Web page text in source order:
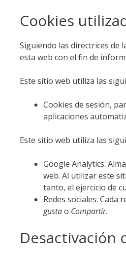
Cookies
Siguiendo las directrices de
esta web con el fin de
Este sitio web utiliza las
Cookies de sesión,
aplicaciones
Este sitio web utiliza las
Google Analytics:
web. Al utilizar este
tanto, el ejercicio de
Redes sociales: Cada
gustao Compartir.
Desactivación